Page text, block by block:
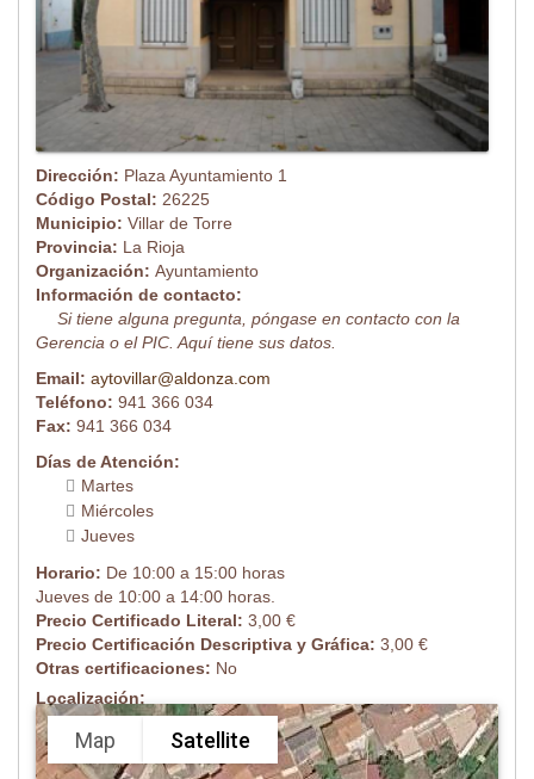
Dirección: Plaza Ayuntamiento 1
Código Postal: 26225
Municipio: Villar de Torre
Provincia: La Rioja
Organización: Ayuntamiento
Información de contacto:
Si tiene alguna pregunta, póngase en contacto con la
Gerencia o el PIC. Aquí tiene sus datos.
Email: aytovillar@aldonza.com
Teléfono: 941 366 034
Fax: 941 366 034
Días de Atención:
Martes
Miércoles
Jueves
Horario: De 10:00 a 15:00 horas
Jueves de 10:00 a 14:00 horas.
Precio Certificado Literal: 3,00 €
Precio Certificación Descriptiva y Gráfica: 3,00 €
Otras certificaciones: No
Localización:
Map Satellite